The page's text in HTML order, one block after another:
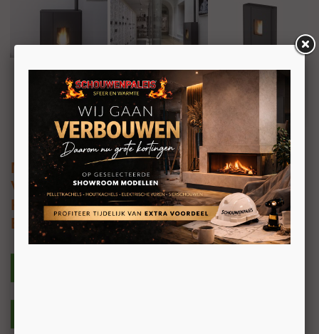
MCZ Doc
Vrijstaande kleine pelletkachel 9kW
Kanaliseerbaar
Boven en Achteraansluiting